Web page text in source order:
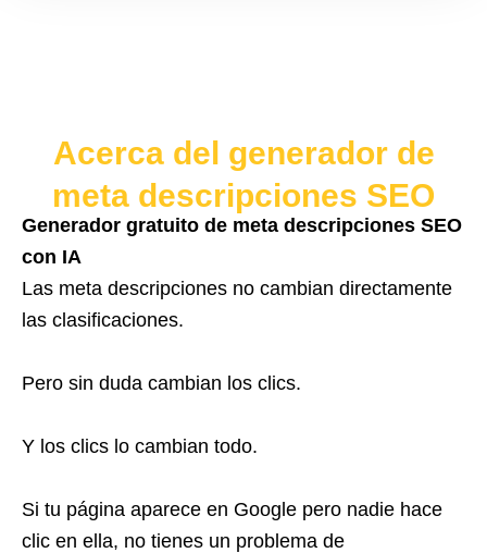
Acerca del generador de
meta descripciones SEO
Generador gratuito de meta descripciones SEO
con IA
Las meta descripciones no cambian directamente
las clasificaciones.
Pero sin duda cambian los clics.
Y los clics lo cambian todo.
Si tu página aparece en Google pero nadie hace
clic en ella, no tienes un problema de